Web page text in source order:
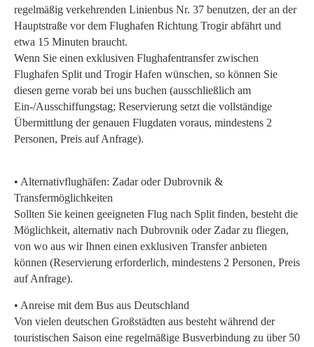
regelmäßig verkehrenden Linienbus Nr. 37 benutzen, der an der
Hauptstraße vor dem Flughafen Richtung Trogir abfährt und
etwa 15 Minuten braucht.
Wenn Sie einen exklusiven Flughafentransfer zwischen
Flughafen Split und Trogir Hafen wünschen, so können Sie
diesen gerne vorab bei uns buchen (ausschließlich am
Ein-/Ausschiffungstag; Reservierung setzt die vollständige
Übermittlung der genauen Flugdaten voraus, mindestens 2
Personen, Preis auf Anfrage).
• Alternativflughäfen: Zadar oder Dubrovnik &
Transfermöglichkeiten
Sollten Sie keinen geeigneten Flug nach Split finden, besteht die
Möglichkeit, alternativ nach Dubrovnik oder Zadar zu fliegen,
von wo aus wir Ihnen einen exklusiven Transfer anbieten
können (Reservierung erforderlich, mindestens 2 Personen, Preis
auf Anfrage).
• Anreise mit dem Bus aus Deutschland
Von vielen deutschen Großstädten aus besteht während der
touristischen Saison eine regelmäßige Busverbindung zu über 50